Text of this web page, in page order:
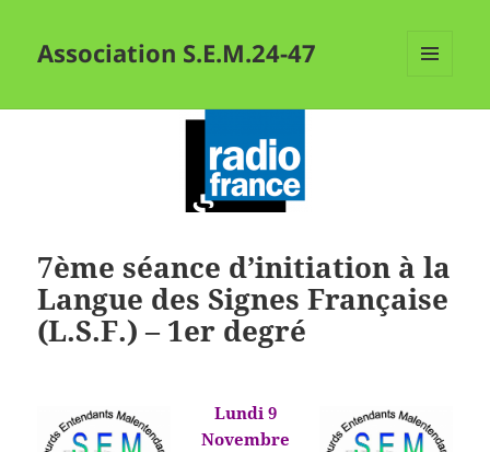
Association S.E.M.24-47
7ème séance d’initiation à la
Langue des Signes Française
(L.S.F.) – 1er degré
Lundi 9
Novembre